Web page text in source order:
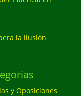
la ilusión
y Oposiciones